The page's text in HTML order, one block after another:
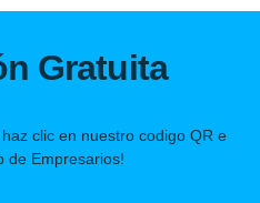
Gratuita
clic en nuestro codigo QR e
de Empresarios!